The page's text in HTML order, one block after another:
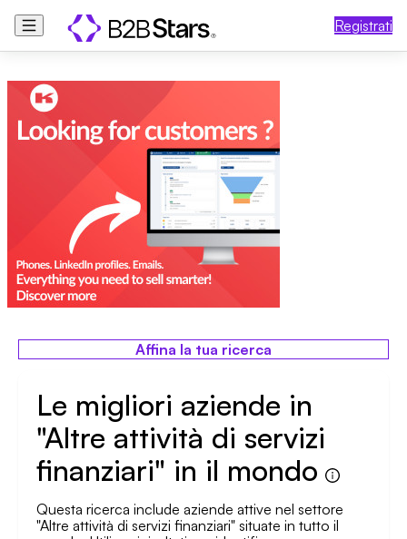
Registrati
Affina la tua ricerca
Le migliori aziende in
"Altre attività di servizi
finanziari" in il mondo
Questa ricerca include aziende attive nel settore
"Altre attività di servizi finanziari" situate in tutto il